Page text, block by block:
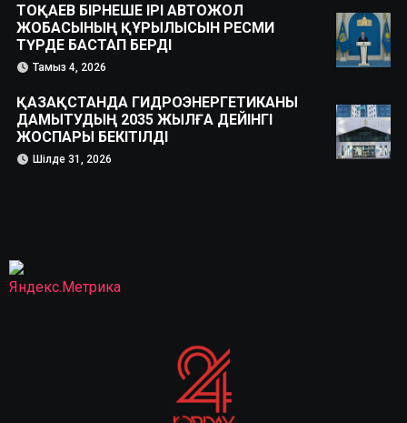
ТОҚАЕВ БІРНЕШЕ ІРІ АВТОЖОЛ
ЖОБАСЫНЫҢ ҚҰРЫЛЫСЫН РЕСМИ
ТҮРДЕ БАСТАП БЕРДІ
Тамыз 4, 2026
ҚАЗАҚСТАНДА ГИДРОЭНЕРГЕТИКАНЫ
ДАМЫТУДЫҢ 2035 ЖЫЛҒА ДЕЙІНГІ
ЖОСПАРЫ БЕКІТІЛДІ
Шілде 31, 2026